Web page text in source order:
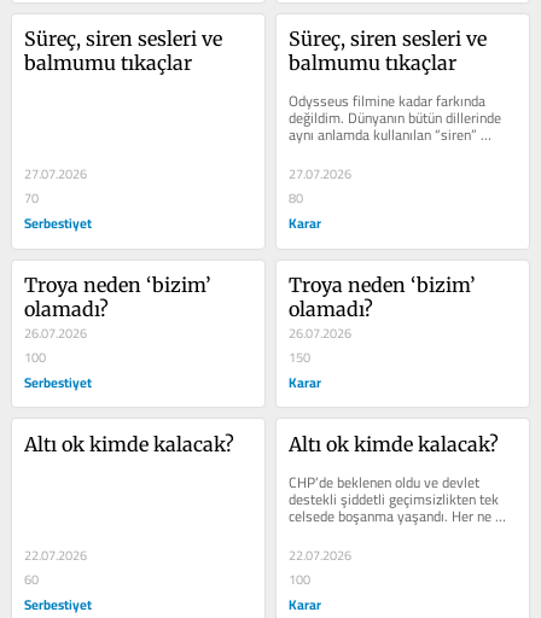
Süreç, siren sesleri ve
balmumu tıkaçlar
27.07.2026
70
Serbestiyet
Süreç, siren sesleri ve
balmumu tıkaçlar
Odysseus filmine kadar farkında
değildim. Dünyanın bütün dillerinde
aynı anlamda kullanılan “siren”
kelimesi Antik Yunan
mitolojisindeki...
27.07.2026
80
Karar
Troya neden ‘bizim’
olamadı?
26.07.2026
100
Serbestiyet
Troya neden ‘bizim’
olamadı?
26.07.2026
150
Karar
Altı ok kimde kalacak?
22.07.2026
60
Serbestiyet
Altı ok kimde kalacak?
CHP’de beklenen oldu ve devlet
destekli şiddetli geçimsizlikten tek
celsede boşanma yaşandı. Her ne
kadar Yeni Parti’nin daha kapsayıcı,...
22.07.2026
100
Karar